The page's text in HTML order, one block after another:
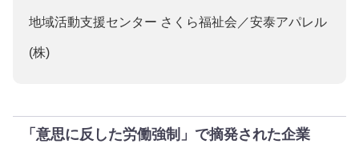
地域活動支援センター さくら福祉会／安泰アパレル
(株)
「意思に反した労働強制」で摘発された企業